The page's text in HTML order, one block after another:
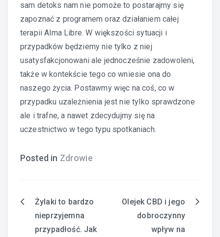
sam detoks nam nie pomoże to postarajmy się
zapoznać z programem oraz działaniem całej
terapii Alma Libre. W większości sytuacji i
przypadków będziemy nie tylko z niej
usatysfakcjonowani ale jednocześnie zadowoleni,
także w kontekście tego co wniesie ona do
naszego życia. Postawmy więc na coś, co w
przypadku uzależnienia jest nie tylko sprawdzone
ale i trafne, a nawet zdecydujmy się na
uczestnictwo w tego typu spotkaniach.
Posted in Zdrowie
Nawigacja
Żylaki to bardzo
nieprzyjemna
przypadłość. Jak
Olejek CBD i jego
dobroczynny
wpływ na